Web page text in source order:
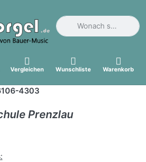
Geben Sie einen
Vergleichen Wunschliste Warenkorb
4303
Prenzlau